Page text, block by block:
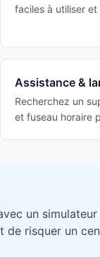
faciles à utiliser
Assistance &
Recherchez un
et fuseau horaire
un
de risquer un